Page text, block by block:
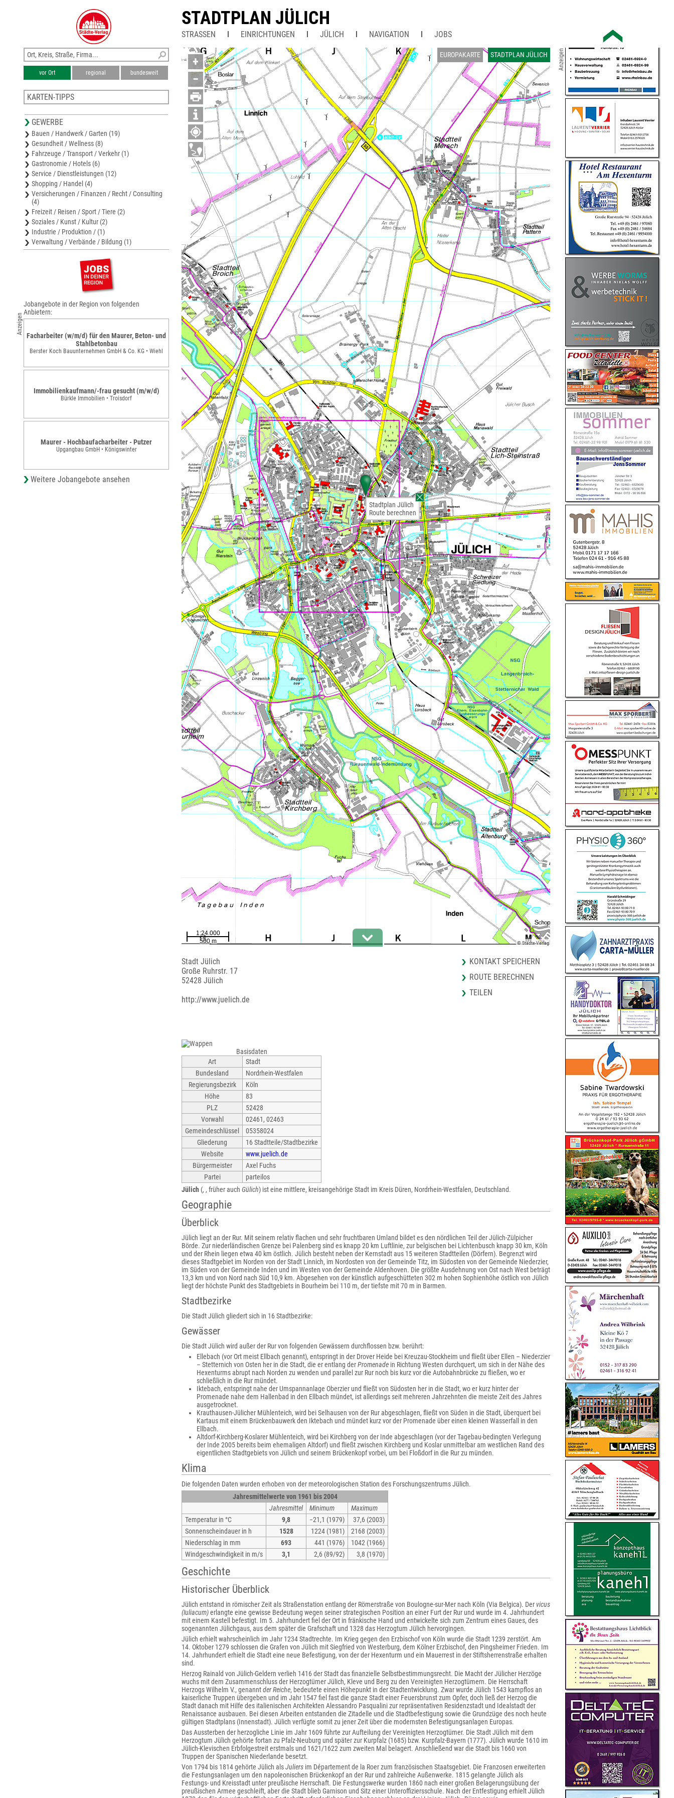
STADTPLAN JÜLICH
STRASSEN EINRICHTUNGEN JÜLICH NAVIGATION JOBS
EUROPAKARTE STADTPLAN JÜLICH
+
−
© Städte-Verlag
Stadtplan Jülich
Route berechnen
Stadt Jülich
Große Ruhrstr. 17
52428 Jülich
http://www.juelich.de
KONTAKT SPEICHERN
ROUTE BERECHNEN
TEILEN
Basisdaten
Art
Stadt
Bundesland
Nordrhein-Westfalen
Regierungsbezirk
Köln
Höhe
83
PLZ
52428
Vorwahl
02461, 02463
Gemeindeschlüssel
05358024
Gliederung
16 Stadtteile/Stadtbezirke
Website
www.juelich.de
Bürgermeister
Axel Fuchs
Partei
parteilos
Jülich (, , früher auch Gülich) ist eine mittlere, kreisangehörige Stadt im Kreis Düren, Nordrhein-Westfalen, Deutschland.
Geographie
Überblick
Jülich liegt an der Rur. Mit seinem relativ flachen und sehr fruchtbaren Umland bildet es den nördlichen Teil der Jülich-Zülpicher
Börde. Zur niederländischen Grenze bei Palenberg sind es knapp 20 km Luftlinie, zur belgischen bei Lichtenbusch knapp 30 km, Köln
und der Rhein liegen etwa 40 km östlich. Jülich besteht neben der Kernstadt aus 15 weiteren Stadtteilen (Dörfern). Begrenzt wird
dieses Stadtgebiet im Norden von der Stadt Linnich, im Nordosten von der Gemeinde Titz, im Südosten von der Gemeinde Niederzier,
im Süden von der Gemeinde Inden und im Westen von der Gemeinde Aldenhoven. Die größte Ausdehnung von Ost nach West beträgt
13,3 km und von Nord nach Süd 10,9 km. Abgesehen von der künstlich aufgeschütteten 302 m hohen Sophienhöhe östlich von Jülich
liegt der höchste Punkt des Stadtgebiets in Bourheim bei 110 m, der tiefste mit 70 m in Barmen.
Stadtbezirke
Die Stadt Jülich gliedert sich in 16 Stadtbezirke:
Gewässer
Die Stadt Jülich wird außer der Rur von folgenden Gewässern durchflossen bzw. berührt:
Ellebach (vor Ort meist Ellbach genannt), entspringt in der Drover Heide bei Kreuzau-Stockheim und fließt über Ellen – Niederzier
– Stetternich von Osten her in die Stadt, die er entlang derPromenade in Richtung Westen durchquert, um sich in der Nähe des
Hexenturms abrupt nach Norden zu wenden und parallel zur Rur noch bis kurz vor die Autobahnbrücke zu fließen, wo er
schließlich in die Rur mündet.
Iktebach, entspringt nahe der Umspannanlage Oberzier und fließt von Südosten her in die Stadt, wo er kurz hinter der
Promenade nahe dem Hallenbad in den Ellbach mündet, ist allerdings seit mehreren Jahrzehnten die meiste Zeit des Jahres
ausgetrocknet.
Krauthausen-Jülicher Mühlenteich, wird bei Selhausen von der Rur abgeschlagen, fließt von Süden in die Stadt, überquert bei
Kartaus mit einem Brückenbauwerk den Iktebach und mündet kurz vor der Promenade über einen kleinen Wasserfall in den
Ellbach.
Altdorf-Kirchberg-Koslarer Mühlenteich, wird bei Kirchberg von der Inde abgeschlagen (vor der Tagebau-bedingten Verlegung
der Inde 2005 bereits beim ehemaligen Altdorf) und fließt zwischen Kirchberg und Koslar unmittelbar am westlichen Rand des
eigentlichen Stadtgebiets von Jülich und seinem Brückenkopf vorbei, um bei Floßdorf in die Rur zu münden.
Klima
Die folgenden Daten wurden erhoben von der meteorologischen Station des Forschungszentrums Jülich.
Jahresmittelwerte von 1961 bis 2004
Jahresmittel
Minimum
Maximum
Temperatur in °C
9,8 −21,1 (1979)
37,6 (2003)
Sonnenscheindauer in h
1528 1224 (1981)
2168 (2003)
Niederschlag in mm
693 441 (1976)
1042 (1966)
Windgeschwindigkeit in m/s
3,1 2,6 (89/92) 3,8 (1970)
Geschichte
Historischer Überblick
Jülich entstand in römischer Zeit als Straßenstation entlang der Römerstraße von Boulogne-sur-Mer nach Köln (Via Belgica). Der vicus
(Iuliacum)erlangte eine gewisse Bedeutung wegen seiner strategischen Position an einer Furt der Rur und wurde im 4. Jahrhundert
mit einem Kastell befestigt. Im 5. Jahrhundert fiel der Ort in fränkische Hand und entwickelte sich zum Zentrum eines Gaues, des
sogenannten Jülichgaus, aus dem später die Grafschaft und 1328 das Herzogtum Jülich hervorgingen.
Jülich erhielt wahrscheinlich im Jahr 1234 Stadtrechte. Im Krieg gegen den Erzbischof von Köln wurde die Stadt 1239 zerstört. Am
14. Oktober 1279 schlossen die Grafen von Jülich mit Siegfried von Westerburg, dem Kölner Erzbischof, den Pingsheimer Frieden. Im
14. Jahrhundert erhielt die Stadt eine neue Befestigung, von der der Hexenturm und ein Mauerrest in der Stiftsherrenstraße erhalten
sind.
Herzog Rainald von Jülich-Geldern verlieh 1416 der Stadt das finanzielle Selbstbestimmungsrecht. Die Macht der Jülicher Herzöge
wuchs mit dem Zusammenschluss der Herzogtümer Jülich, Kleve und Berg zu den Vereinigten Herzogtümern. Die Herrschaft
Herzogs Wilhelm V., genanntder Reiche, bedeutete einen Höhepunkt in der Stadtentwicklung. Zwar wurde Jülich 1543 kampflos an
kaiserliche Truppen übergeben und im Jahr 1547 fiel fast die ganze Stadt einer Feuersbrunst zum Opfer, doch ließ der Herzog die
Stadt danach mit Hilfe des italienischen Architekten Alessandro Pasqualini zur repräsentativen Residenzstadt und Idealstadt der
Renaissance ausbauen. Bei diesen Arbeiten entstanden die Zitadelle und die Stadtbefestigung sowie die Grundzüge des noch heute
gültigen Stadtplans (Innenstadt). Jülich verfügte somit zu jener Zeit über die modernsten Befestigungsanlagen Europas.
Das Aussterben der herzogliche Linie im Jahr 1609 führte zur Aufteilung der Vereinigten Herzogtümer. Die Stadt Jülich mit dem
Herzogtum Jülich gehörte fortan zu Pfalz-Neuburg und später zur Kurpfalz (1685) bzw. Kurpfalz-Bayern (1777). Jülich wurde 1610 im
Jülich-Klevischen Erbfolgestreit erstmals und 1621/1622 zum zweiten Mal belagert. Anschließend war die Stadt bis 1660 von
Truppen der Spanischen Niederlande besetzt.
Von 1794 bis 1814 gehörte Jülich alsJuliers im Département de la Roer zum französischen Staatsgebiet. Die Franzosen erweiterten
die Festungsanlagen um den napoleonischen Brückenkopf an der Rur und zahlreiche Außenwerke. 1815 gelangte Jülich als
Festungs- und Kreisstadt unter preußische Herrschaft. Die Festungswerke wurden 1860 nach einer großen Belagerungsübung der
preußischen Armee geschleift, aber die Stadt blieb Garnison und Sitz einer Unteroffiziersschule. Nach der Entfestigung erhielt Jülich
vor Ort regional bundesweit
KARTEN-TIPPS
Stadtplan Erkelenz
Stadtplan Düren
Karte Düren
Stadtplan Baesweiler
GEWERBE
Bauen / Handwerk / Garten (19)
Gesundheit / Wellness (8)
Fahrzeuge / Transport / Verkehr (1)
Gastronomie / Hotels (6)
Service / Dienstleistungen (12)
Shopping / Handel (4)
Versicherungen / Finanzen / Recht / Consulting
(4)
Freizeit / Reisen / Sport / Tiere (2)
Soziales / Kunst / Kultur (2)
Industrie / Produktion / (1)
Verwaltung / Verbände / Bildung (1)
Anzeigen
Jobangebote in der Region von folgenden
Anbietern:
Facharbeiter (w/m/d) für den Maurer, Beton- und
Stahlbetonbau
Berster Koch Bauunternehmen GmbH & Co. KG • Wiehl
Immobilienkaufmann/-frau gesucht (m/w/d)
Bürkle Immobilien • Troisdorf
Maurer - Hochbaufacharbeiter - Putzer
Upgangbau GmbH • Königswinter
Weitere Jobangebote ansehen
Anzeigen